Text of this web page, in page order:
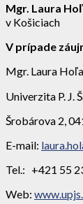
Mgr. Laura
v Košiciach
V prípade
Mgr. Laura
Univerzita P. J.
Šrobárova 2,
E-mail:
Tel.: +421 55
Web: